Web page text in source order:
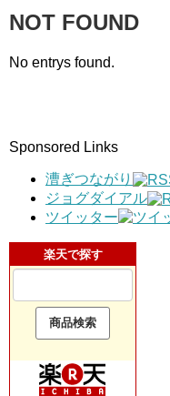
NOT FOUND
No entrys found.
Sponsored Links
漕ぎつながり
ジョグダイアル
ツイッター
楽天で探す